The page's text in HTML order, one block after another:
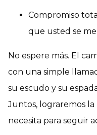
Compromiso
que usted se
No espere más. El
con una simple
su escudo y su
Juntos, lograremos
necesita para seguir